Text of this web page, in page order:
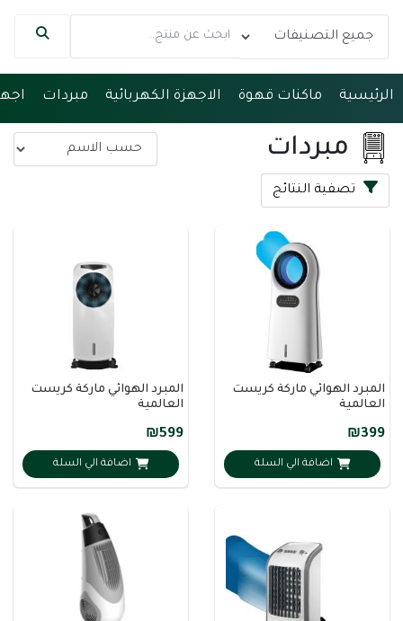
الرئيسية ماكنات قهوة الاجهزة الكهربائية مبردات
مبردات
تصفية النتائج
المبرد الهوائي ماركة كريست
العالمية
₪399
اضافة الي السلة
المبرد الهوائي ماركة كريست
العالمية
₪599
اضافة الي السلة
متصل الآن
مرحباً 👋 أنا مساعدك الذكي في مرجاني.
كيف يمكنني مساعدتك؟ اكتب لي عن المنتج الذي
تبحث عنه.